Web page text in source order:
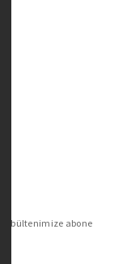
bültenimize abone